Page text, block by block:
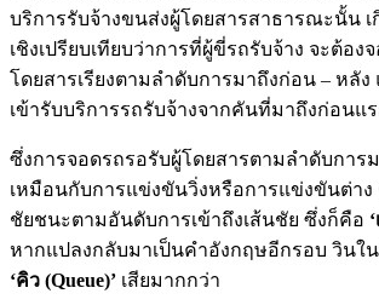
บริการรับจ้างขนส่งผู้โดยสารสาธารณะนั้น
เชิงเปรียบเทียบว่าการที่ผู้ขี่รถรับจ้าง จะต้อง
โดยสารเรียงตามลำดับการมาถึงก่อน – หลั
เข้ารับบริการรถรับจ้างจากคันที่มาถึงก่อน
ซึ่งการจอดรถรอรับผู้โดยสารตามลำดับการ
เหมือนกับการแข่งขันวิ่งหรือการแข่งขันต่าง
ชัยชนะตามอันดับการเข้าถึงเส้นชัย ซึ่งก็คือ
หากแปลงกลับมาเป็นคำอังกฤษอีกรอบ วินใ
‘คิว (Queue)’ เสียมากกว่า